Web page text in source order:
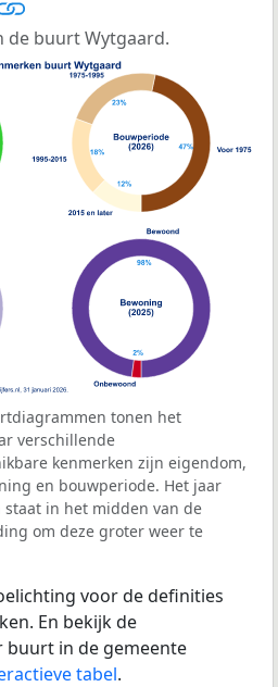
de buurt Wytgaard.
tonen het
verschillende
kenmerken zijn eigendom,
en bouwperiode. Het jaar
in het midden van de
om deze groter weer te
voor de definities
En bekijk de
in de gemeente
tabel.